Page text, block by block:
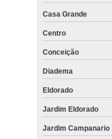
Casa Grande
Centro
Conceição
Diadema
Eldorado
Jardim Eldorado
Jardim Campanario